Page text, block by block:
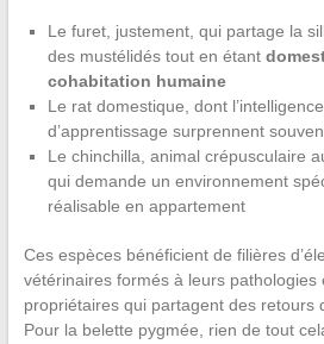
Le furet, justement, qui partage la
des mustélidés tout en étant
cohabitation humaine
Le rat domestique, dont
d’apprentissage surprennent
Le chinchilla, animal crépusculaire
qui demande un environnement
réalisable en appartement
Ces espèces bénéficient de filières
vétérinaires formés à leurs pathologies
propriétaires qui partagent des retours
Pour la belette pygmée, rien de tout